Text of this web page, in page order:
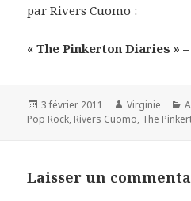
par Rivers Cuomo :
« The Pinkerton Diaries »
Publié
le
3 février 2011 Auteur
Virginie
Pop Rock, Rivers Cuomo, The
Laisser un